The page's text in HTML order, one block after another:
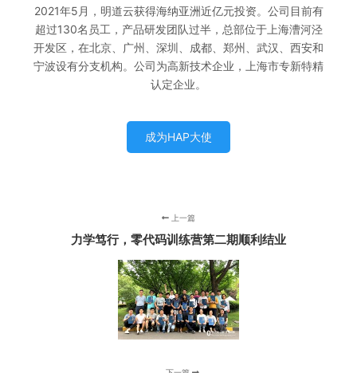
2021年5月，明道云获得海纳亚洲近亿元投资。公司目前有
超过130名员工，产品研发团队过半，总部位于上海漕河泾
开发区，在北京、广州、深圳、成都、郑州、武汉、西安和
宁波设有分支机构。公司为高新技术企业，上海市专新特精
认定企业。
成为HAP大使
上一篇
力学笃行，零代码训练营第二期顺利结业